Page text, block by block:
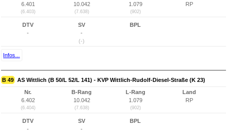
6.401
(6.403)
10.042
(7.638)
1.079
(902)
RP
DTV
-
SV
-
(-)
BPL
Infos...
B 49 AS Wittlich (B 50/L 52/L 141) - KVP Wittlich-Rudolf-Diesel-Straße (K 23)
Nr.
6.402
(6.404)
B-Rang
10.042
(7.638)
L-Rang
1.079
(902)
Land
RP
DTV
-
SV
-
BPL